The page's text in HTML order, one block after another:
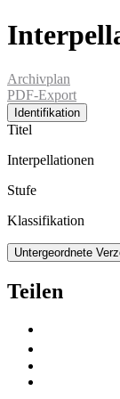
Archivplan
PDF-Export
Identifikation
Titel
Interpellationen
Stufe
Klassifikation
Untergeordnete
Teilen